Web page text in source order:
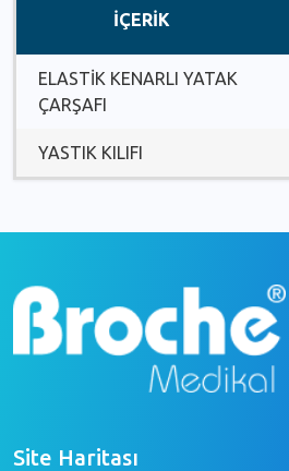
İÇERİK
ELASTİK KENARLI YATAK
ÇARŞAFI
YASTIK KILIFI
Site Haritası